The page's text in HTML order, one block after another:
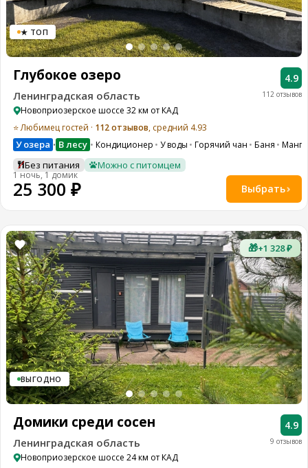
★ ТОП
112 отзывов
4.9
Глубокое озеро
Ленинградская область
Новоприозерское шоссе 32 км от КАД
⭐ Любимец гостей · 112 отзывов, средний 4.93
У озера • В лесу Кондиционер У воды Горячий чан Баня
Без питания Можно с питомцем
1 ночь, 1 домик
25 300 ₽ Выбрать
🎁+1 328 ₽
ВЫГОДНО
9 отзывов
4.9
Домики среди сосен
Ленинградская область
Новоприозерское шоссе 24 км от КАД